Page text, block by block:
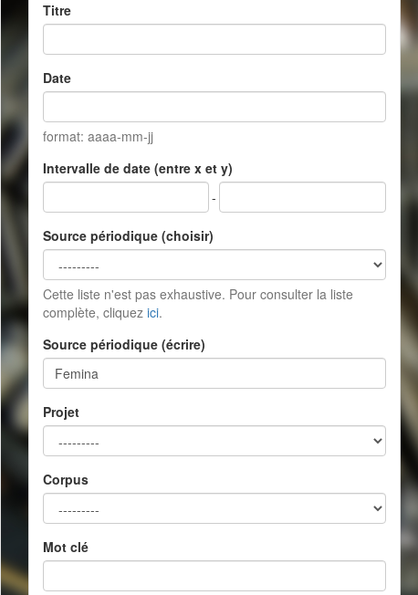
Titre
Date
format: aaaa-mm-jj
Intervalle de date (entre x et y)
-
Source périodique (choisir)
Cette liste n'est pas exhaustive. Pour consulter la liste
complète, cliquez ici.
Source périodique (écrire)
Projet
Corpus
Mot clé